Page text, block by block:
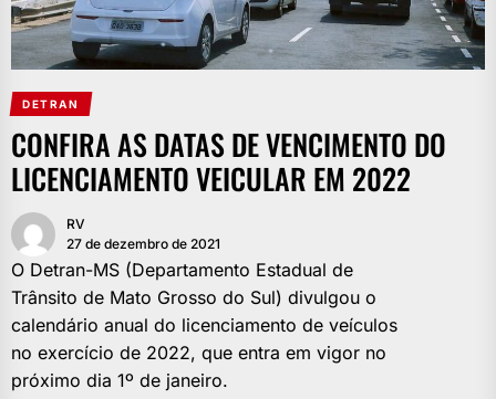
DETRAN
CONFIRA AS DATAS DE VENCIMENTO DO
LICENCIAMENTO VEICULAR EM 2022
RV
27 de dezembro de 2021
O Detran-MS (Departamento Estadual de
Trânsito de Mato Grosso do Sul) divulgou o
calendário anual do licenciamento de veículos
no exercício de 2022, que entra em vigor no
próximo dia 1º de janeiro.